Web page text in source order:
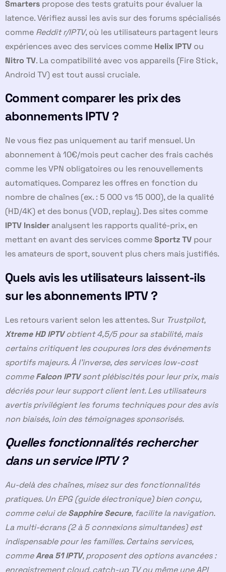
Smarters propose des tests gratuits pour évaluer la
latence. Vérifiez aussi les avis sur des forums spécialisés
comme Reddit r/IPTV, où les utilisateurs partagent leurs
expériences avec des services comme Helix IPTV ou
Nitro TV. La compatibilité avec vos appareils (Fire Stick,
Android TV) est tout aussi cruciale.
Comment comparer les prix des
abonnements IPTV ?
Ne vous fiez pas uniquement au tarif mensuel. Un
abonnement à 10€/mois peut cacher des frais cachés
comme les VPN obligatoires ou les renouvellements
automatiques. Comparez les offres en fonction du
nombre de chaînes (ex. : 5 000 vs 15 000), de la qualité
(HD/4K) et des bonus (VOD, replay). Des sites comme
IPTV Insideranalysent les rapports qualité-prix, en
mettant en avant des services commeSportz TV pour
les amateurs de sport, souvent plus chers mais justifiés.
Quels avis les utilisateurs laissent-ils
sur les abonnements IPTV ?
Les retours varient selon les attentes. Sur Trustpilot,
Xtreme HD IPTVobtient 4,5/5 pour sa stabilité, mais
certains critiquent les coupures lors des événements
sportifs majeurs. À l’inverse, des services low-cost
commeFalcon IPTVsont plébiscités pour leur prix, mais
décriés pour leur support client lent. Les utilisateurs
avertis privilégient les forums techniques pour des avis
non biaisés, loin des témoignages sponsorisés.
Quelles fonctionnalités rechercher
dans un service IPTV ?
Au-delà des chaînes, misez sur des fonctionnalités
pratiques. Un EPG (guide électronique) bien conçu,
comme celui deSapphire Secure, facilite la navigation.
La multi-écrans (2 à 5 connexions simultanées) est
indispensable pour les familles. Certains services,
commeArea 51 IPTV, proposent des options avancées :
enregistrement cloud, catch-up TV ou même une API